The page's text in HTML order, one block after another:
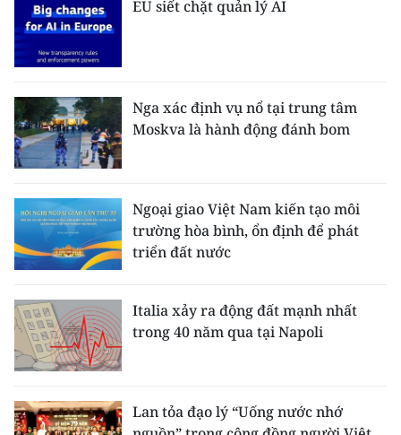
EU siết chặt quản lý AI
Nga xác định vụ nổ tại trung tâm
Moskva là hành động đánh bom
Ngoại giao Việt Nam kiến tạo môi
trường hòa bình, ổn định để phát
triển đất nước
Italia xảy ra động đất mạnh nhất
trong 40 năm qua tại Napoli
Lan tỏa đạo lý “Uống nước nhớ